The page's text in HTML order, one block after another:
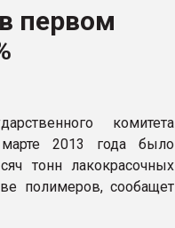
первом
комитета
2013 года было
тонн лакокрасочных
полимеров, сообащет